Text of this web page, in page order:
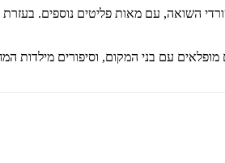
השואה, עם מאות פליטים נוספים. בעזרת
עם בני המקום, וסיפורים